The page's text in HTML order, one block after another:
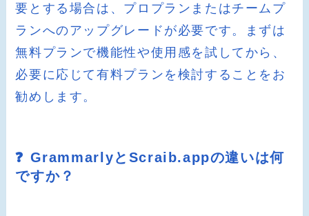
要とする場合は、プロプランまたはチームプ
ランへのアップグレードが必要です。まずは
無料プランで機能性や使用感を試してから、
必要に応じて有料プランを検討することをお
勧めします。
❓ GrammarlyとScraib.appの違いは何
ですか？